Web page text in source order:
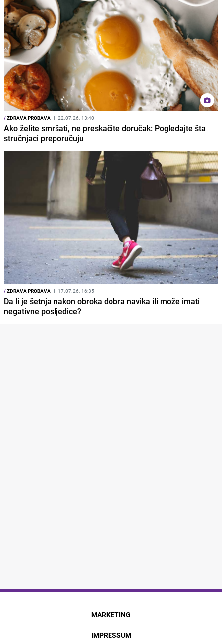
/ZDRAVA PROBAVA I 22.07.26. 13:40
Ako želite smršati, ne preskačite doručak: Pogledajte šta
stručnjaci preporučuju
/ZDRAVA PROBAVA I 17.07.26. 16:35
Da li je šetnja nakon obroka dobra navika ili može imati
negativne posljedice?
MARKETING
IMPRESSUM